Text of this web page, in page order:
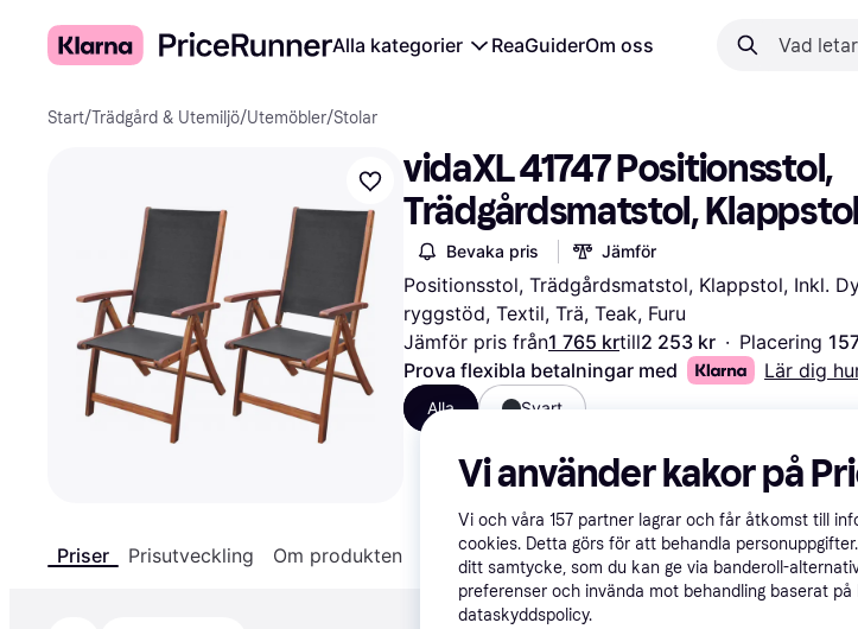
Alla kategorier ReaGuiderOm oss
Start/Trädgård & Utemiljö/Utemöbler/Stolar
vidaXL 41747 Positionsstol,
Trädgårdsmatstol, Klappstol
Bevaka pris Jämför
Positionsstol, Trädgårdsmatstol, Klappstol, Inkl.
ryggstöd, Textil, Trä, Teak, Furu
Jämför pris från1 765 krtill2 253 kr · Placering
Prova flexibla betalningar med
Lär dig
Alla Svart
Priser Prisutveckling Om produkten Specifikationer
Vi använder kakor på
Vi och våra 157 partner lagrar och får åtkomst till
cookies. Detta görs för att behandla
ditt samtycke, som du kan ge via banderoll-
preferenser och invända mot behandling baserat
dataskyddspolicy.